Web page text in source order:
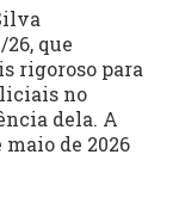
que
rigoroso para
no
dela. A
de 2026